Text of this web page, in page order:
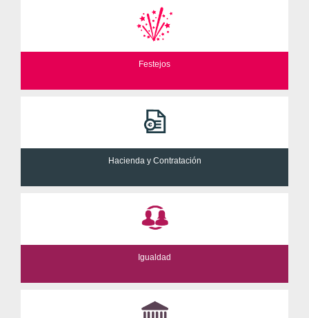
Festejos
Hacienda y Contratación
Igualdad